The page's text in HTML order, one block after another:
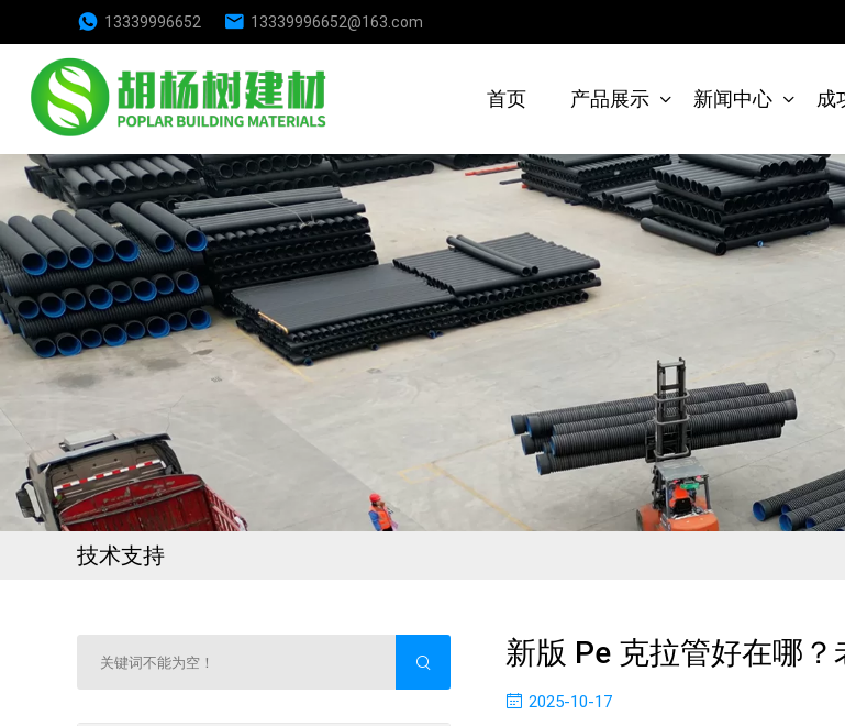
13339996652 13339996652@163.com
首页 产品展示 新闻中心 成
技术支持
新版 Pe 克拉管好在哪
2025-10-17